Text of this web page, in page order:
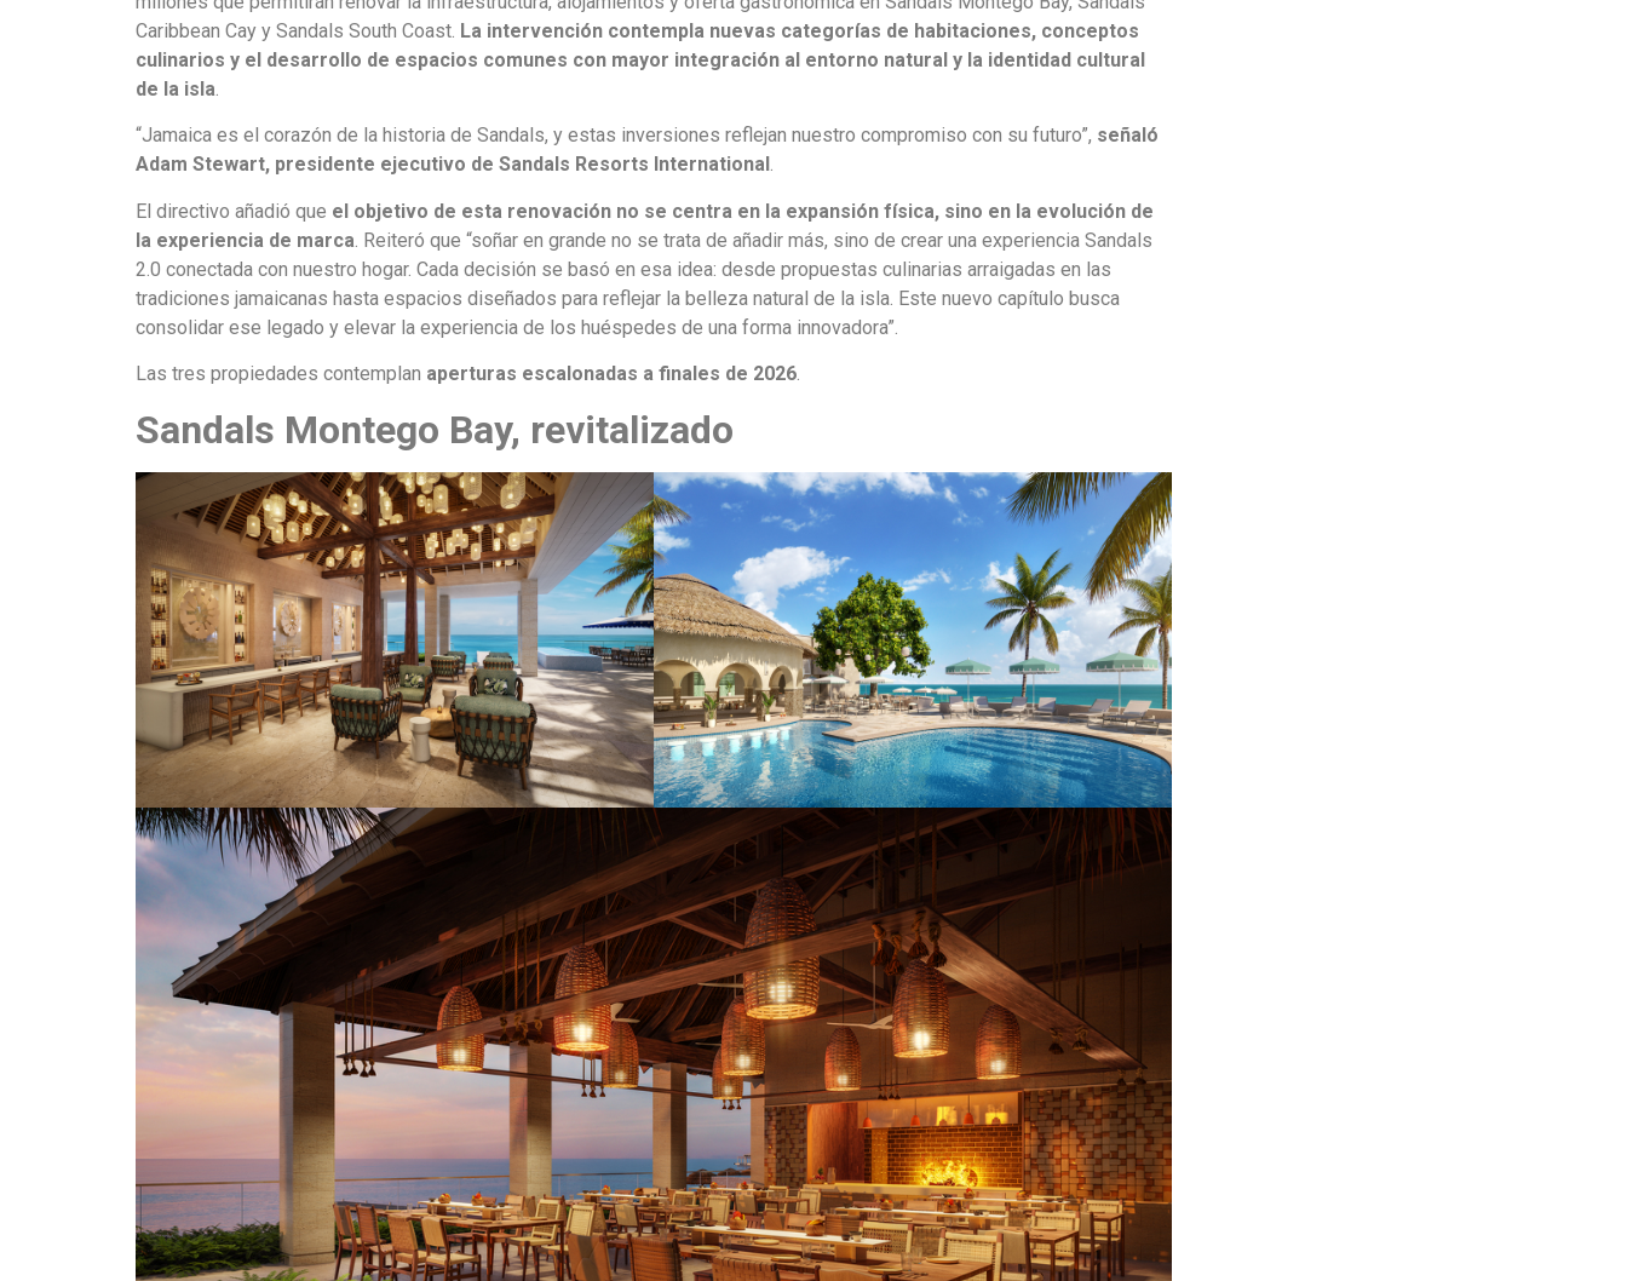
Caribbean Cay y Sandals South Coast. La intervención contempla nuevas categorías de habitaciones, conceptos
culinarios y el desarrollo de espacios comunes con mayor integración al entorno natural y la identidad cultural
de la isla.
“Jamaica es el corazón de la historia de Sandals, y estas inversiones reflejan nuestro compromiso con su futuro”, señaló
Adam Stewart, presidente ejecutivo de Sandals Resorts International .
El directivo añadió que el objetivo de esta renovación no se centra en la expansión física, sino en la evolución de
la experiencia de marca . Reiteró que “soñar en grande no se trata de añadir más, sino de crear una experiencia Sandals
2.0 conectada con nuestro hogar. Cada decisión se basó en esa idea: desde propuestas culinarias arraigadas en las
tradiciones jamaicanas hasta espacios diseñados para reflejar la belleza natural de la isla. Este nuevo capítulo busca
consolidar ese legado y elevar la experiencia de los huéspedes de una forma innovadora”.
Las tres propiedades contemplan aperturas escalonadas a finales de 2026.
Sandals Montego Bay, revitalizado